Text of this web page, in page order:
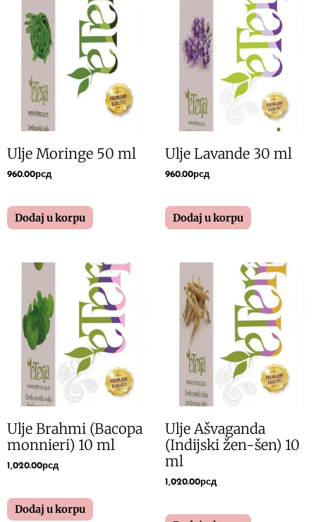
Ulje Moringe 50 ml
960.00рсд
Dodaj u korpu
Ulje Lavande 30 ml
960.00рсд
Dodaj u korpu
Ulje Brahmi (Bacopa
monnieri) 10 ml
1,020.00рсд
Dodaj u korpu
Ulje Ašvaganda
(Indijski žen-šen) 10
ml
1,020.00рсд